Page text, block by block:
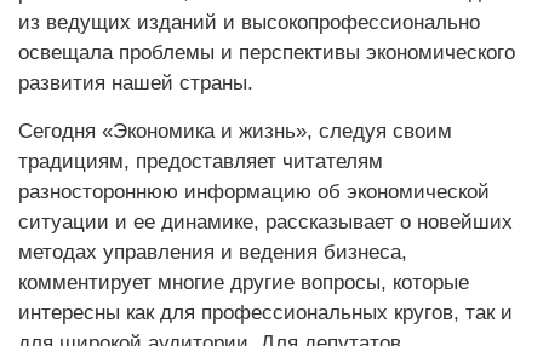
из ведущих изданий и высокопрофессионально
освещала проблемы и перспективы экономического
развития нашей страны.
Сегодня «Экономика и жизнь», следуя своим
традициям, предоставляет читателям
разностороннюю информацию об экономической
ситуации и ее динамике, рассказывает о новейших
методах управления и ведения бизнеса,
комментирует многие другие вопросы, которые
интересны как для профессиональных кругов, так и